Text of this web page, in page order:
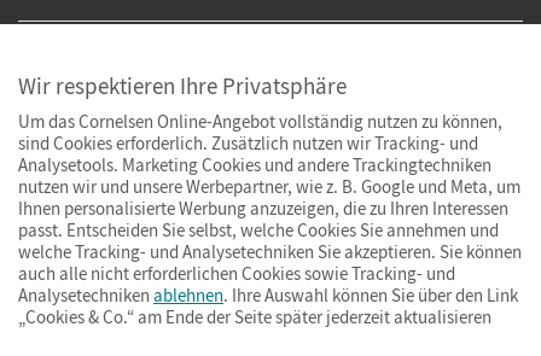
ImpressumAGBDatenschutzBarrierefreiheitCookies & Co.
Wir respektieren Ihre Privatsphäre
Um das Cornelsen Online-Angebot vollständig nutzen zu können,
sind Cookies erforderlich. Zusätzlich nutzen wir Tracking- und
Analysetools. Marketing Cookies und andere Trackingtechniken
nutzen wir und unsere Werbepartner, wie z. B. Google und Meta, um
Ihnen personalisierte Werbung anzuzeigen, die zu Ihren Interessen
passt. Entscheiden Sie selbst, welche Cookies Sie annehmen und
welche Tracking- und Analysetechniken Sie akzeptieren. Sie können
auch alle nicht erforderlichen Cookies sowie Tracking- und
Analysetechniken ablehnen. Ihre Auswahl können Sie über den Link
„Cookies & Co.“ am Ende der Seite später jederzeit aktualisieren